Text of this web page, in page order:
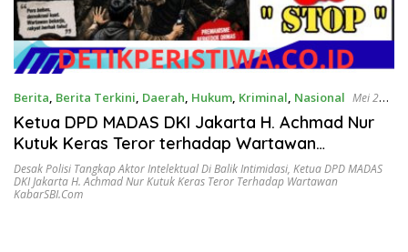
Berita, Berita Terkini, Daerah, Hukum, Kriminal, Nasional Mei 27,
2026
Ketua DPD MADAS DKI Jakarta H. Achmad Nur
Kutuk Keras Teror terhadap Wartawan
KabarSBI.com, Desak Polisi Tangkap Aktor
Intelektual di Balik Intimidasi
Desak Polisi Tangkap Aktor Intelektual Di Balik Intimidasi, Ketua DPD MADAS
DKI Jakarta H. Achmad Nur Kutuk Keras Teror Terhadap Wartawan
KabarSBI.com